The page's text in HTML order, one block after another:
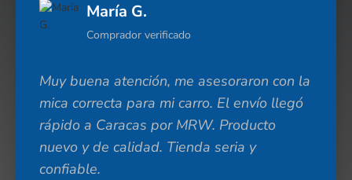
María G.
Comprador verificado
Muy buena atención, me asesoraron con la
mica correcta para mi carro. El envío llegó
rápido a Caracas por MRW. Producto
nuevo y de calidad. Tienda seria y
confiable.